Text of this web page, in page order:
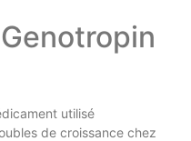
utilisé
de croissance chez